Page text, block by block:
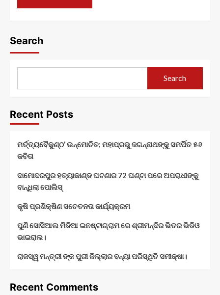
Search
Search
Recent Posts
ମର୍ତ୍ତ୍ୟବୈକୁଣ୍ଠ’ ଉନ୍ମୋଚିତ; ମହାପ୍ରଭୁ ଜଗନ୍ନାଥଙ୍କୁ ସମର୍ପିତ ୫୬
କବିତା
ଦାମୋଦରପୁର ହତ୍ୟାକାଣ୍ଡ ଘଟଣାର 72 ଘଣ୍ଟା ପରେ ଅପରାଧୀଙ୍କୁ
ବାନ୍ଧିଲା ପୋଲିସ୍
କୃଷି ପ୍ରଶିକ୍ଷିଣ ସଚେତନତା କାର୍ଯ୍ୟକ୍ରମ
ପୁଣି ସୋସିଆଲ ମିଡିଆ ଇନଷ୍ଟାଗ୍ରାମ ରେ ଶ୍ରୀମନ୍ଦିର ଭିତର ଭିଡିଓ
ଭାଇରାଲ।
ରାଜସ୍ୱ ମନ୍ତ୍ରୀ ଙ୍କ ପୁରୀ ଜିଲ୍ଲାର ବନ୍ୟା ପରିସ୍ଥିତି ସମୀକ୍ଷା।
Recent Comments